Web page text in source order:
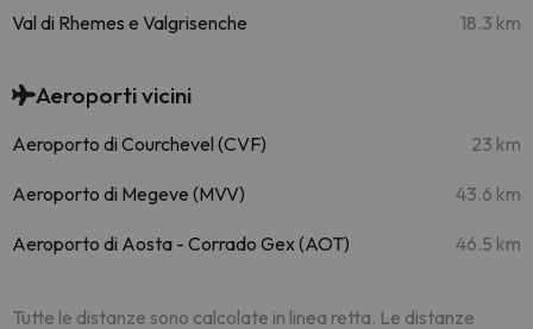
Val di Rhemes e Valgrisenche 18.3 km
Aeroporti vicini
Aeroporto di Courchevel (CVF) 23 km
Aeroporto di Megeve (MVV) 43.6 km
Aeroporto di Aosta - Corrado Gex (AOT) 46.5 km
Tutte le distanze sono calcolate in linea retta. Le distanze